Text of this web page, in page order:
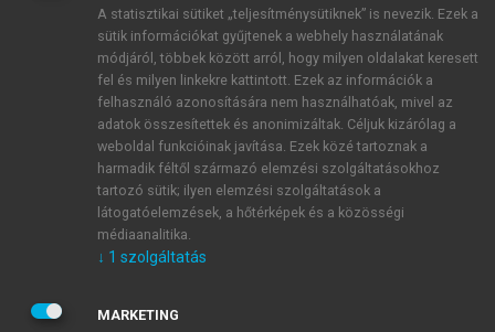
ÚJ FIÓK LÉTREHOZÁSA
1 óra díjmentes hozzáférés
E-MAIL-CÍM
JELSZÓ
A statisztikai sütiket „teljesítménysütiknek” is nevezik. Ezek a
sütik információkat gyűjtenek a webhely használatának
módjáról, többek között arról, hogy milyen oldalakat keresett
fel és milyen linkekre kattintott. Ezek az információk a
felhasználó azonosítására nem használhatóak, mivel az
adatok összesítettek és anonimizáltak. Céljuk kizárólag a
weboldal funkcióinak javítása. Ezek közé tartoznak a
harmadik féltől származó elemzési szolgáltatásokhoz
tartozó sütik; ilyen elemzési szolgáltatások a
látogatóelemzések, a hőtérképek és a közösségi
médiaanalitika.
↓ 1 szolgáltatás
MARKETING